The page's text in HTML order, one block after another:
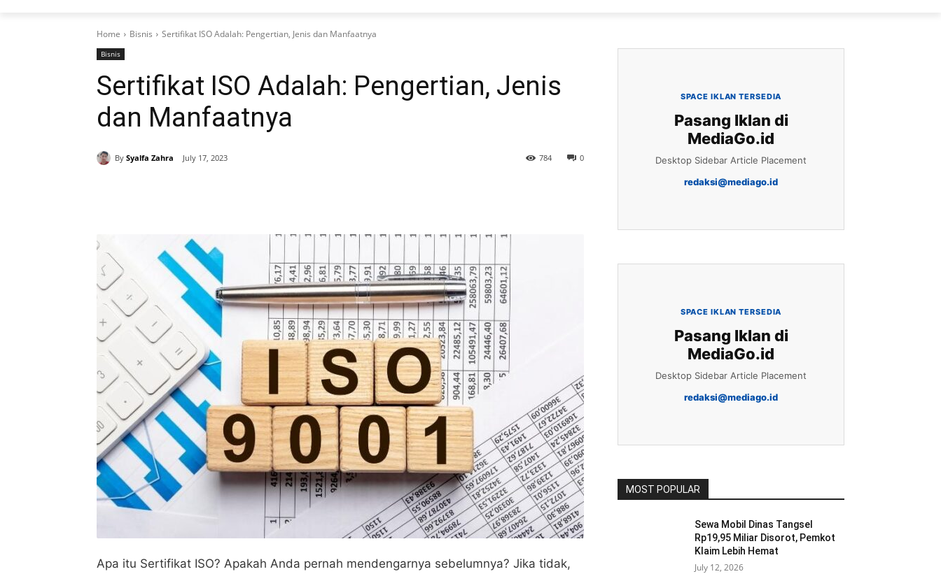
Home Bisnis Sertifikat ISO Adalah: Pengertian, Jenis dan Manfaatnya
Bisnis
Sertifikat ISO Adalah: Pengertian, Jenis
dan Manfaatnya
By Syalfa Zahra July 17, 2023 0
784
Apa itu Sertifikat ISO? Apakah Anda pernah mendengarnya sebelumnya? Jika tidak,
SPACE IKLAN TERSEDIA
Pasang Iklan di
MediaGo.id
Desktop Sidebar Article Placement
redaksi@mediago.id
SPACE IKLAN TERSEDIA
Pasang Iklan di
MediaGo.id
Desktop Sidebar Article Placement
redaksi@mediago.id
MOST POPULAR
Sewa Mobil Dinas Tangsel
Rp19,95 Miliar Disorot, Pemkot
Klaim Lebih Hemat
July 12, 2026